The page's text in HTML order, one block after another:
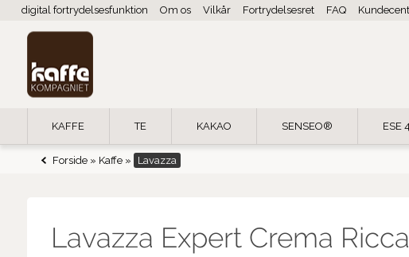
digital fortrydelsesfunktion Om os Vilkår Fortrydelsesret FAQ
KAFFE TE KAKAO SENSEO® ESE
Forside» Kaffe» Lavazza
Lavazza Expert Crema